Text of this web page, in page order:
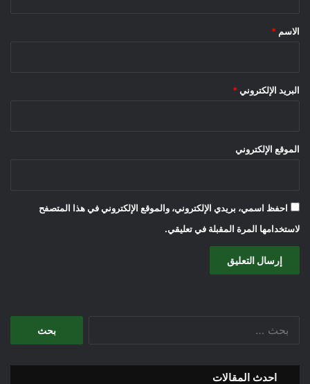
*
الاسم *
البريد الإلكتروني *
الموقع الإلكتروني
احفظ اسمي، بريدي الإلكتروني، والموقع الإلكتروني في هذا المتصفح
لاستخدامها المرة المقبلة في تعليقي.
احدث المقالات